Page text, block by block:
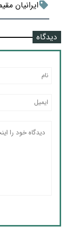
ایرانیان
دیدگاه